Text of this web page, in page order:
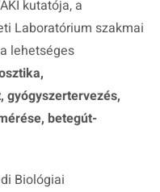
kutatója, a
Laboratórium szakmai
lehetséges
gyógyszertervezés,
betegút-
Biológiai